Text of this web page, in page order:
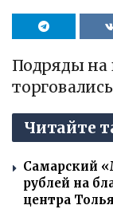
Подряды на
Читайте
Самарский
рублей на
центра